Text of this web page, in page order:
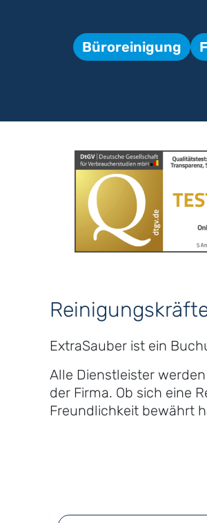
Büroreinigung
ExtraSauber ist ein
Alle Dienstleister
der Firma. Ob sich eine
Freundlichkeit bewährt